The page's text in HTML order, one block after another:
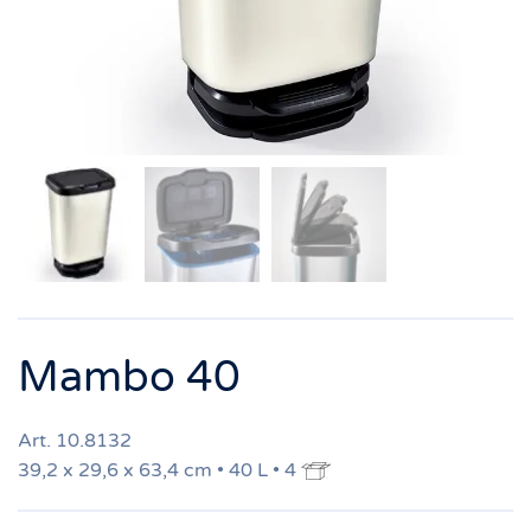
Mambo 40
Art. 10.8132
39,2 x 29,6 x 63,4 cm • 40 L • 4